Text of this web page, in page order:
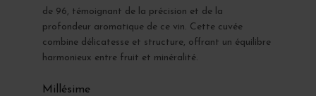
de 96, témoignant de la précision et de la
profondeur aromatique de ce vin. Cette cuvée
combine délicatesse et structure, offrant un équilibre
harmonieux entre fruit et minéralité.
Millésime